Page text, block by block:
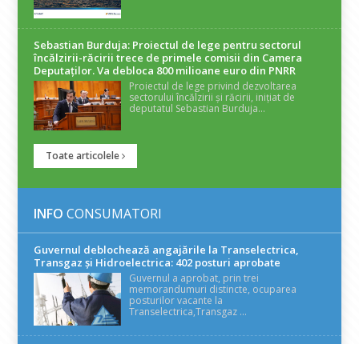
Sebastian Burduja: Proiectul de lege pentru sectorul
încălzirii-răcirii trece de primele comisii din Camera
Deputaților. Va debloca 800 milioane euro din PNRR
Proiectul de lege privind dezvoltarea
sectorului încălzirii și răcirii, inițiat de
deputatul Sebastian Burduja...
Toate articolele
INFO CONSUMATORI
Guvernul deblochează angajările la Transelectrica,
Transgaz și Hidroelectrica: 402 posturi aprobate
Guvernul a aprobat, prin trei
memorandumuri distincte, ocuparea
posturilor vacante la
Transelectrica,Transgaz ...